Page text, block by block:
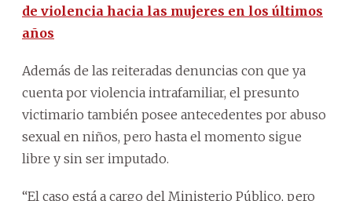
de violencia hacia las mujeres en los últimos
años
Además de las reiteradas denuncias con que ya
cuenta por violencia intrafamiliar, el presunto
victimario también posee antecedentes por abuso
sexual en niños, pero hasta el momento sigue
libre y sin ser imputado.
“El caso está a cargo del Ministerio Público, pero